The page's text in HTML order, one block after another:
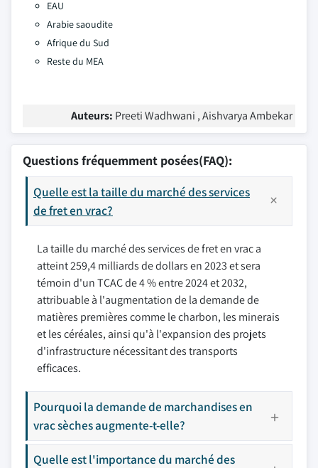
EAU
Arabie saoudite
Afrique du Sud
Reste du MEA
Auteurs: Preeti Wadhwani , Aishvarya Ambekar
Questions fréquemment posées(FAQ):
Quelle est la taille du marché des services
de fret en vrac?
La taille du marché des services de fret en vrac a
atteint 259,4 milliards de dollars en 2023 et sera
témoin d'un TCAC de 4 % entre 2024 et 2032,
attribuable à l'augmentation de la demande de
matières premières comme le charbon, les minerais
et les céréales, ainsi qu'à l'expansion des projets
d'infrastructure nécessitant des transports
efficaces.
Pourquoi la demande de marchandises en
vrac sèches augmente-t-elle?
Quelle est l'importance du marché des